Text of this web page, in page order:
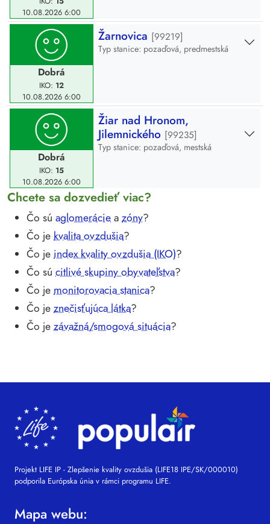
10.08.2026 6:00
Dobrá
IKO: 12
10.08.2026 6:00
Žarnovica [99219]
Typ stanice: pozaďová, predmestská
Dobrá
IKO: 15
10.08.2026 6:00
Žiar nad Hronom,
Jilemnického [99235]
Typ stanice: pozaďová, mestská
Chcete sa dozvedieť viac?
Čo sú aglomerácieazóny?
Čo jekvalita ovzdušia?
Čo jeindex kvality ovzdušia (IKO)?
Čo sú citlivé skupiny obyvateľstva?
Čo jemonitorovacia stanica?
Čo jeznečisťujúca látka?
Čo jezávažná/smogová situácia?
Projekt LIFE IP - Zlepšenie kvality ovzdušia (LIFE18 IPE/SK/000010)
podporila Európska únia v rámci programu LIFE.
Mapa webu: